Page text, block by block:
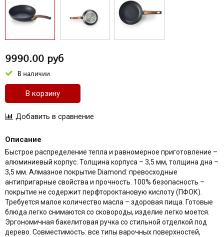
9990.00 руб
В наличии
В корзину
Описание
Быстрое распределение тепла и равномерное приготовление –
алюминиевый корпус. Толщина корпуса – 3,5 мм, толщина дна –
3,5 мм. Алмазное покрытие Diamond: превосходные
антипригарные свойства и прочность. 100% безопасность –
покрытие не содержит перфтороктановую кислоту (ПФОК).
Требуется малое количество масла – здоровая пища. Готовые
блюда легко снимаются со сковороды, изделие легко моется.
Эргономичная бакелитовая ручка со стильной отделкой под
дерево. Совместимость: все типы варочных поверхностей,